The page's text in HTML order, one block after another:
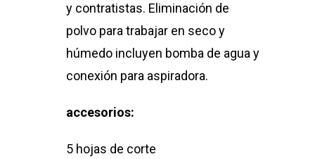
y contratistas. Eliminación de
polvo para trabajar en seco y
húmedo incluyen bomba de agua y
conexión para aspiradora.
accesorios:
5 hojas de corte